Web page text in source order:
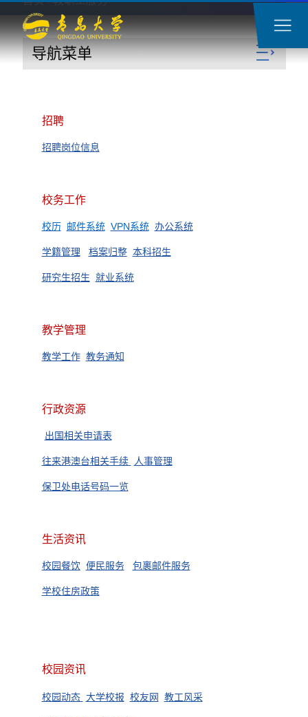
导航菜单
招聘
招聘岗位信息
校务工作
校历 邮件系统 VPN系统 办公系统
学籍管理 档案归整 本科招生
研究生招生 就业系统
教学管理
教学工作 教务通知
行政资源
出国相关申请表
往来港澳台相关手续 人事管理
保卫处电话号码一览
生活资讯
校园餐饮 便民服务 包裹邮件服务
学校住房政策
校园资讯
校园动态 大学校报 校友网 教工风采